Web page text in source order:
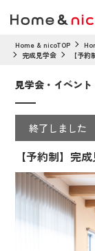
Home & nicoTOP
完成見学会
【予
見学会・イベン
終了しました
【予約制】完